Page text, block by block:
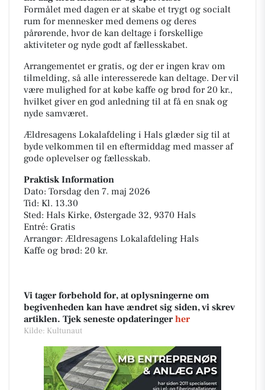
Formålet med dagen er at skabe et trygt og socialt
rum for mennesker med demens og deres
pårørende, hvor de kan deltage i forskellige
aktiviteter og nyde godt af fællesskabet.
Arrangementet er gratis, og der er ingen krav om
tilmelding, så alle interesserede kan deltage. Der vil
være mulighed for at købe kaffe og brød for 20 kr.,
hvilket giver en god anledning til at få en snak og
nyde samværet.
Ældresagens Lokalafdeling i Hals glæder sig til at
byde velkommen til en eftermiddag med masser af
gode oplevelser og fællesskab.
Praktisk Information
Dato: Torsdag den 7. maj 2026
Tid: Kl. 13.30
Sted: Hals Kirke, Østergade 32, 9370 Hals
Entré: Gratis
Arrangør: Ældresagens Lokalafdeling Hals
Kaffe og brød: 20 kr.
Vi tager forbehold for, at oplysningerne om
begivenheden kan have ændret sig siden, vi skrev
artiklen. Tjek seneste opdateringer her
Kilde: Kultunaut